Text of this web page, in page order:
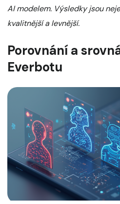
AI modelem. Výsledky jsou
kvalitnější a levnější.
Porovnání a
Everbotu